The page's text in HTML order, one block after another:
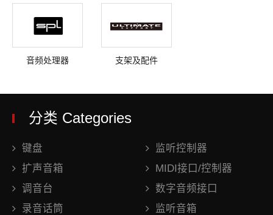
音频处理器 支架及配件
分类 Categories
键盘
监听控制器
扩声音箱
MIDI接口/控制器
调音台
数字音频接口
录音话筒
监听音箱